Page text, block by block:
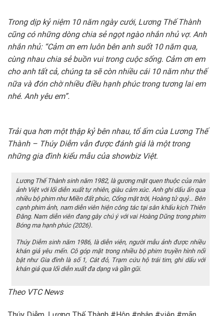
Trong dịp kỷ niệm 10 năm ngày cưới, Lương Thế Thành
cũng có những dòng chia sẻ ngọt ngào nhắn nhủ vợ. Anh
nhắn nhủ: “Cảm ơn em luôn bên anh suốt 10 năm qua,
cùng nhau chia sẻ buồn vui trong cuộc sống. Cảm ơn em
cho anh tất cả, chúng ta sẽ còn nhiều cái 10 năm như thế
nữa và đón chờ nhiều điều hạnh phúc trong tương lai em
nhé. Anh yêu em”.
Trải qua hơn một thập kỷ bên nhau, tổ ấm của Lương Thế
Thành – Thúy Diễm vẫn được đánh giá là một trong
những gia đình kiểu mẫu của showbiz Việt.
Lương Thế Thành sinh năm 1982, là gương mặt quen thuộc của màn
ảnh Việt với lối diễn xuất tự nhiên, giàu cảm xúc. Anh ghi dấu ấn qua
nhiều bộ phim như Miền đất phúc, Cổng mặt trời, Hoàng tử quỷ… Bên
cạnh phim ảnh, nam diễn viên hiện công tác tại sân khấu kịch Thiên
Đăng. Nam diễn viên đang gây chú ý với vai Hoàng Dũng trong phim
Bóng ma hạnh phúc (2026).
Thúy Diễm sinh năm 1986, là diễn viên, người mẫu ảnh được nhiều
khán giả yêu mến. Cô góp mặt trong nhiều bộ phim truyền hình nổi
bật như Gia đình là số 1, Cát đỏ, Trạm cứu hộ trái tim, ghi dấu với
khán giả qua lối diễn xuất đa dạng và gần gũi.
Theo VTC News